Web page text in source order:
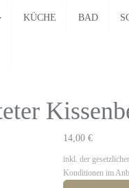
KÜCHE BAD
14,00 €
inkl. der
Konditionen im